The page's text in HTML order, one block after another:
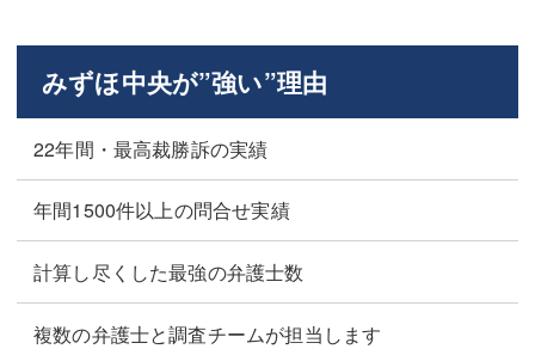
みずほ中央が”強い”理由
22年間・最高裁勝訴の実績
年間1500件以上の問合せ実績
計算し尽くした最強の弁護士数
複数の弁護士と調査チームが担当します